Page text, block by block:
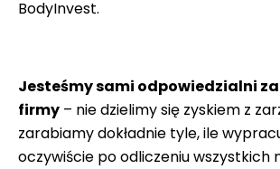
BodyInvest.
Jesteśmy sami odpowiedzialni
firmy – nie dzielimy się zyskiem z
zarabiamy dokładnie tyle, ile
oczywiście po odliczeniu wszystkich